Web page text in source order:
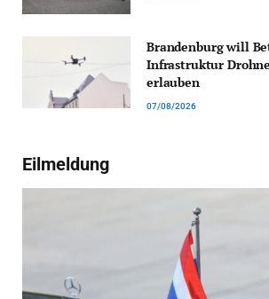
Brandenburg will
Infrastruktur
erlauben
07/08/2026
Eilmeldung